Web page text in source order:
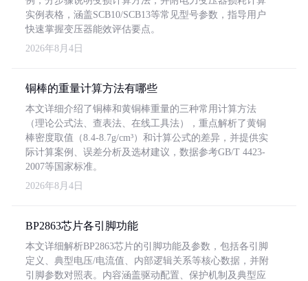
实例表格，涵盖SCB10/SCB13等常见型号参数，指导用户
快速掌握变压器能效评估要点。
2026年8月4日
铜棒的重量计算方法有哪些
本文详细介绍了铜棒和黄铜棒重量的三种常用计算方法
（理论公式法、查表法、在线工具法），重点解析了黄铜
棒密度取值（8.4-8.7g/cm³）和计算公式的差异，并提供实
际计算案例、误差分析及选材建议，数据参考GB/T 4423-
2007等国家标准。
2026年8月4日
BP2863芯片各引脚功能
本文详细解析BP2863芯片的引脚功能及参数，包括各引脚
定义、典型电压/电流值、内部逻辑关系等核心数据，并附
引脚参数对照表。内容涵盖驱动配置、保护机制及典型应